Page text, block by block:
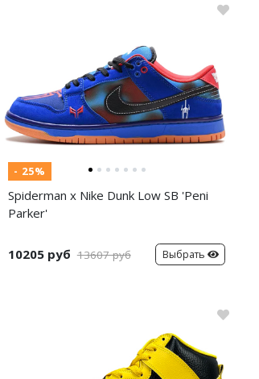
- 25%
Spiderman x Nike Dunk Low SB 'Peni
Parker'
10205 руб 13607 руб Выбрать